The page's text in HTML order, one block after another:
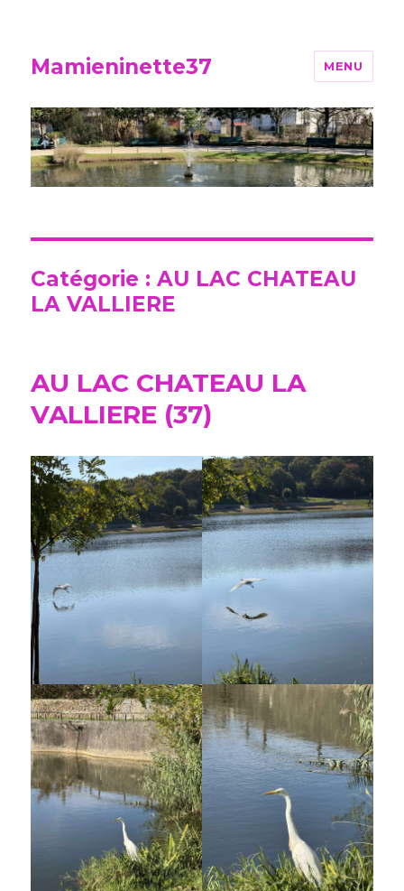
Mamieninette37 MENU
Catégorie :AU LAC CHATEAU
LA VALLIERE
AU LAC CHATEAU LA
VALLIERE (37)